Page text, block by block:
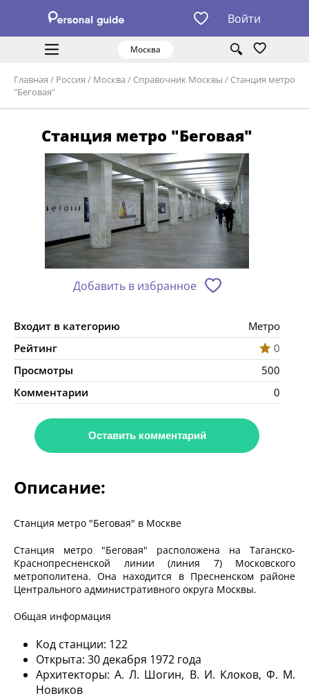
Войти
Москва
Главная / Россия / Москва / Справочник Москвы / Станция метро
"Беговая"
Станция метро "Беговая"
Добавить в избранное
Входит в категорию
Метро
Рейтинг
0
Просмотры
500
Комментарии
0
Оставить комментарий
Описание:
Станция метро "Беговая" в Москве
Станция метро "Беговая" расположена на Таганско-
Краснопресненской линии (линия 7) Московского
метрополитена. Она находится в Пресненском районе
Центрального административного округа Москвы.
Общая информация
Код станции: 122
Открыта: 30 декабря 1972 года
Архитекторы: А. Л. Шогин, В. И. Клоков, Ф. М.
Новиков